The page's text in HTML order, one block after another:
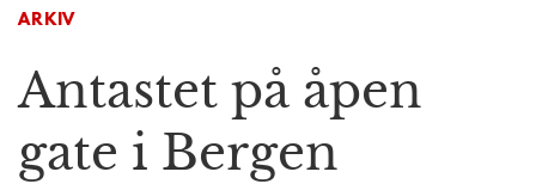
n
a
i
ARKIV
Antastet på åpen
gate i Bergen